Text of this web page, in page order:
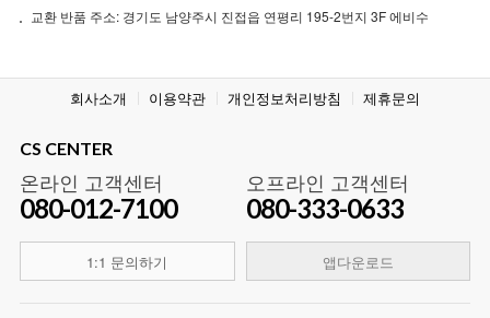
교환 반품 주소: 경기도 남양주시 진접읍 연평리 195-2번지 3F 에비수
회사소개 이용약관 개인정보처리방침 제휴문의
CS CENTER
온라인 고객센터
080-012-7100
1:1 문의하기
오프라인 고객센터
080-333-0633
앱다운로드